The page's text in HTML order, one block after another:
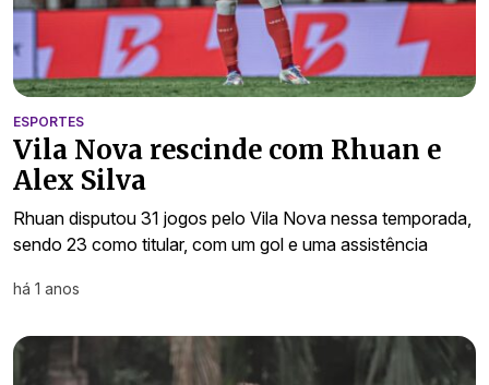
ESPORTES
Vila Nova rescinde com Rhuan e
Alex Silva
Rhuan disputou 31 jogos pelo Vila Nova nessa temporada,
sendo 23 como titular, com um gol e uma assistência
há 1 anos